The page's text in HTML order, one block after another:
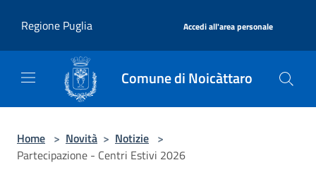
Regione Puglia
Accedi all'area personale
Comune di Noicàttaro
Home > Novità > Notizie >
Partecipazione - Centri Estivi 2026